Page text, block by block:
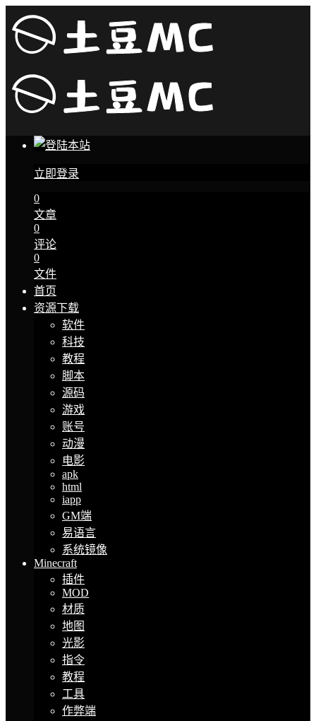
立即登录
0
文章
0
评论
0
文件
首页
资源下载
软件
科技
教程
脚本
源码
游戏
账号
动漫
电影
apk
html
iapp
GM端
易语言
系统镜像
Minecraft
插件
MOD
材质
地图
光影
指令
教程
工具
作弊端